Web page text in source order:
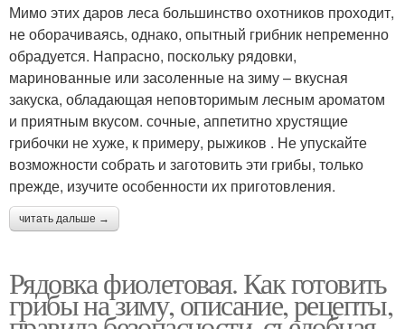
Мимо этих даров леса большинство охотников проходит,
не оборачиваясь, однако, опытный грибник непременно
обрадуется. Напрасно, поскольку рядовки,
маринованные или засоленные на зиму – вкусная
закуска, обладающая неповторимым лесным ароматом
и приятным вкусом. сочные, аппетитно хрустящие
грибочки не хуже, к примеру, рыжиков . Не упускайте
возможности собрать и заготовить эти грибы, только
прежде, изучите особенности их приготовления.
читать дальше →
Рядовка фиолетовая. Как готовить
грибы на зиму, описание, рецепты,